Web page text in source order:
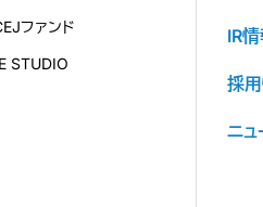
ファンド
STUDIO
IR
採
ニ